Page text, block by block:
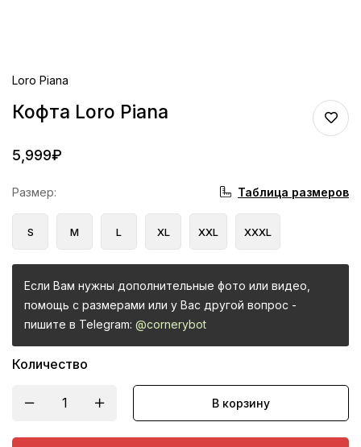
Loro Piana
Кофта Loro Piana
5,999₽
Размер: Таблица размеров
S M L XL XXL XXXL
Если Вам нужны дополнительные фото или видео,
помощь с размерами или у Вас другой вопрос -
пишите в Telegram: @cornerybot
Количество
В корзину